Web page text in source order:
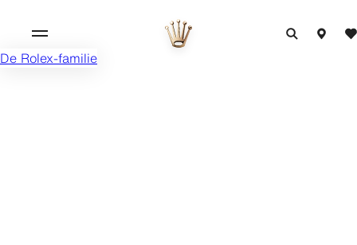
De Rolex-familie